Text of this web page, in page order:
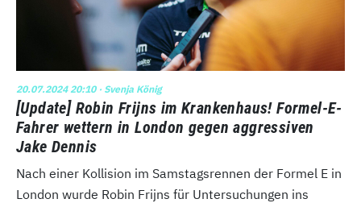
20.07.2024 20:10· Svenja König
[Update] Robin Frijns im Krankenhaus! Formel-E-
Fahrer wettern in London gegen aggressiven
Jake Dennis
Nach einer Kollision im Samstagsrennen der Formel E in
London wurde Robin Frijns für Untersuchungen ins